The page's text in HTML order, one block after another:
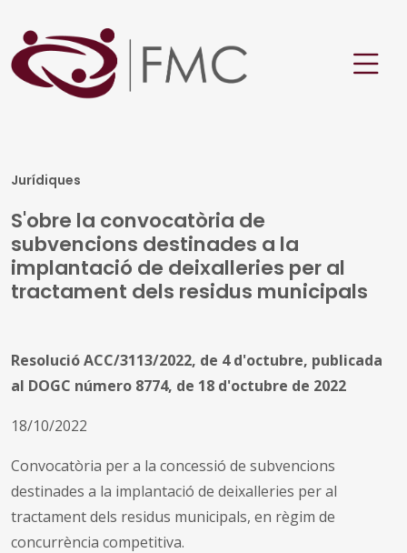
Jurídiques
S'obre la convocatòria de
subvencions destinades a la
implantació de deixalleries per al
tractament dels residus municipals
Resolució ACC/3113/2022, de 4 d'octubre, publicada
al DOGC número 8774, de 18 d'octubre de 2022
18/10/2022
Convocatòria per a la concessió de subvencions
destinades a la implantació de deixalleries per al
tractament dels residus municipals, en règim de
concurrència competitiva.